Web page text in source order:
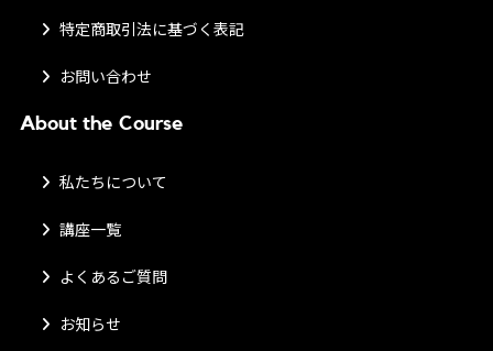
特定商取引法に基づく表記
お問い合わせ
About the Course
私たちについて
講座一覧
よくあるご質問
お知らせ